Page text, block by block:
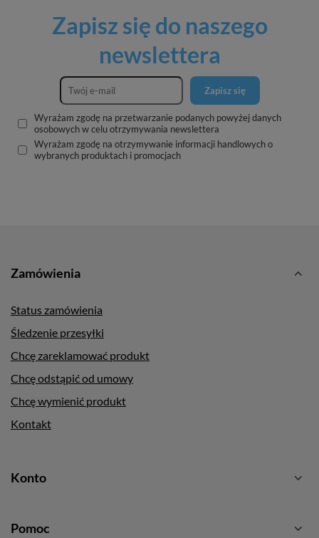
Zapisz się do naszego
newslettera
Zapisz się
Wyrażam zgodę na przetwarzanie podanych powyżej danych
osobowych w celu otrzymywania newslettera
Wyrażam zgodę na otrzymywanie informacji handlowych o
wybranych produktach i promocjach
Zamówienia
Status zamówienia
Śledzenie przesyłki
Chcę zareklamować produkt
Chcę odstąpić od umowy
Chcę wymienić produkt
Kontakt
Konto
Pomoc